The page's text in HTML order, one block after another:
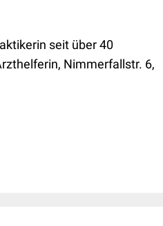
seit über 40
Nimmerfallstr. 6,